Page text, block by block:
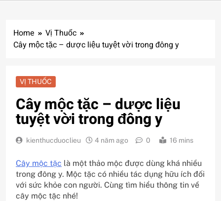
Home
Vị Thuốc
Cây mộc tặc – dược liệu tuyệt vời trong đông y
VỊ THUỐC
Cây mộc tặc – dược liệu
tuyệt vời trong đông y
kienthucduoclieu 4 năm ago 0 16 mins
Cây mộc tặc là một thảo mộc được dùng khá nhiều
trong đông y. Mộc tặc có nhiều tác dụng hữu ích đối
với sức khỏe con người. Cùng tìm hiểu thông tin về
cây mộc tặc nhé!